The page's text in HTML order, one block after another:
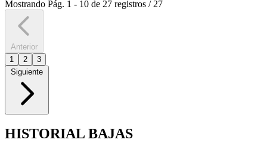
Mostrando Pág. 1 - 10 de 27 registros / 27
Anterior
1
2
3
Siguiente
HISTORIAL BAJAS